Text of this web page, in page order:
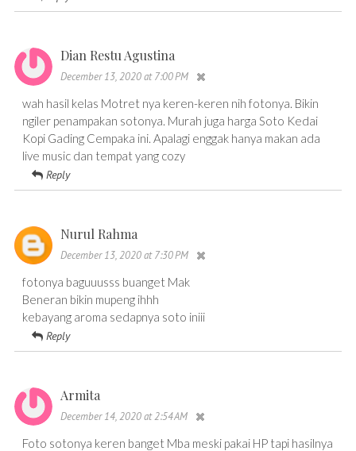
Dian Restu Agustina
December 13, 2020 at 7:00 PM
wah hasil kelas Motret nya keren-keren nih fotonya. Bikin
ngiler penampakan sotonya. Murah juga harga Soto Kedai
Kopi Gading Cempaka ini. Apalagi enggak hanya makan ada
live music dan tempat yang cozy
Reply
Nurul Rahma
December 13, 2020 at 7:30 PM
fotonya baguuusss buanget Mak
Beneran bikin mupeng ihhh
kebayang aroma sedapnya soto iniii
Reply
Armita
December 14, 2020 at 2:54 AM
Foto sotonya keren banget Mba meski pakai HP tapi hasilnya